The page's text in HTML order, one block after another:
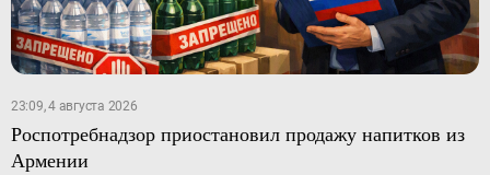
23:09, 4 августа 2026
Роспотребнадзор приостановил продажу напитков из
Армении